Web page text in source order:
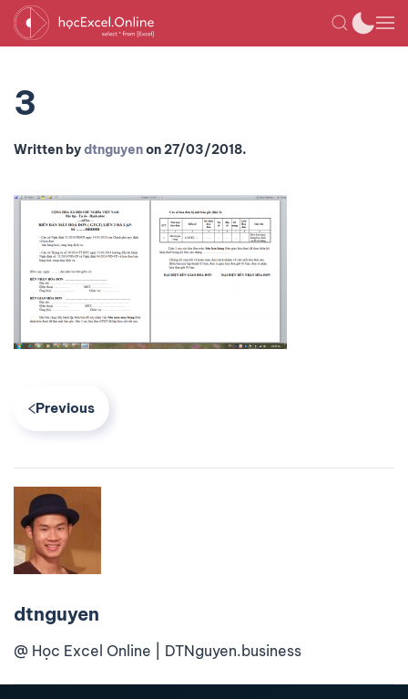
3
Written bydtnguyenon27/03/2018.
Previous
dtnguyen
@ Học Excel Online | DTNguyen.business